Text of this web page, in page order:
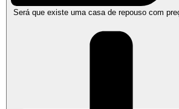
Será que existe uma casa de repouso com